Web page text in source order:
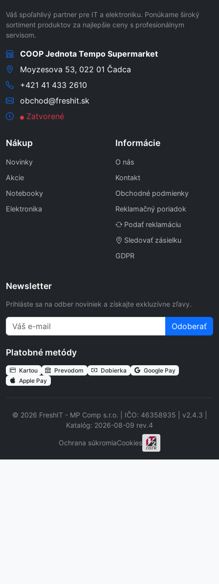
Váš spoľahlivý partner pre IT a elektroniku. Ponúkame široký
sortiment produktov za najlepšie ceny s profesionálnym
servisom.
COOP Jednota Tempo Supermarket
Moyzesova 53, 022 01 Čadca
+421 41 433 2610
obchod@freshit.sk
Zatvorené
Nákup
Novinky
Akcie
Notebooky
Elektronika
Informácie
O nás
Kontakt
Obchodné podmienky
Reklamačný poriadok
Podať reklamáciu
Sledovať zásielku
GDPR
Newsletter
Prihláste sa na odber noviniek a získajte exkluzívne zľavy.
Odoberať
Platobné metódy
Kartou Prevodom Dobierka
Google Pay
Apple Pay
© 2026 FreshIT - MP Comp s.r.o. | IČO: 46358935 | v2.4.3 |
Katalóg: 2026-08-09 rev.4
Ochrana súkromiaCookies